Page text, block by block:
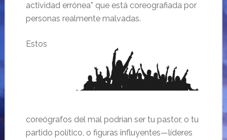
actividad errónea” que está coreografiada por
personas realmente malvadas.
Estos
coreógrafos del mal podrían ser tu pastor, o tu
partido político, o figuras influyentes—líderes